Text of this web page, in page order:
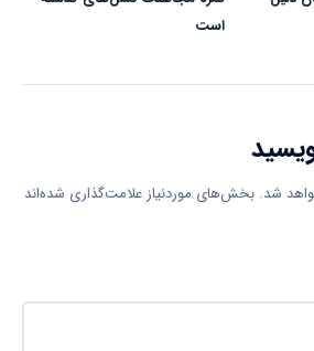
است
شد. بخش‌های موردنیاز علامت‌گذاری شده‌اند